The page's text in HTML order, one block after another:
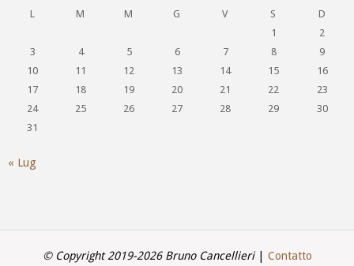
L
M M G V S
D
1
2
3
4 5 6 7 8
9
10
11 12 13 14 15
16
17
18 19 20 21 22
23
24
25 26 27 28 29
30
31
« Lug
© Copyright 2019-2026 Bruno Cancellieri| Contatto